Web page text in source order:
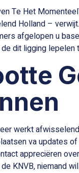
Holland –
afgelopen u
dit ligging
werkt
va updates
appreciëren
KNVB, niemand